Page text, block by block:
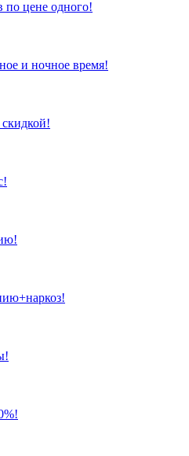
по цене одного!
и ночное время!